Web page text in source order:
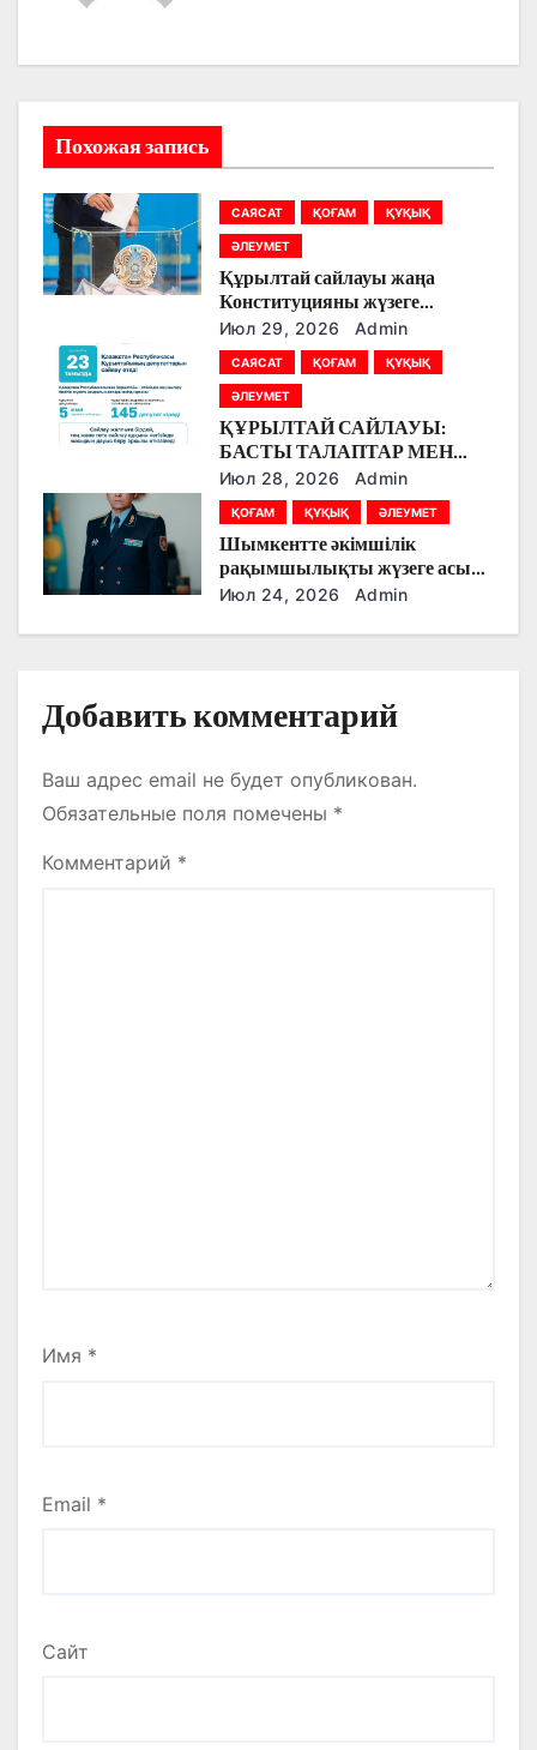
я
п
о
з
я
м
Похожая запись
САЯСАТ ҚОҒАМ ҚҰҚЫҚ
ӘЛЕУМЕТ
Құрылтай сайлауы жаңа
Конституцияны жүзеге
асырудың алғашқы кезеңі
болады
Июл 29, 2026 Admin
САЯСАТ ҚОҒАМ ҚҰҚЫҚ
ӘЛЕУМЕТ
ҚҰРЫЛТАЙ САЙЛАУЫ:
БАСТЫ ТАЛАПТАР МЕН
ЕРЕКШЕЛІКТЕР
Июл 28, 2026 Admin
ҚОҒАМ ҚҰҚЫҚ ӘЛЕУМЕТ
Шымкентте әкімшілік
рақымшылықты жүзеге асыру
қорытындылары шығарылды
Июл 24, 2026 Admin
Добавить комментарий
Ваш адрес email не будет опубликован.
Обязательные поля помечены *
Комментарий *
Имя *
Email *
Сайт